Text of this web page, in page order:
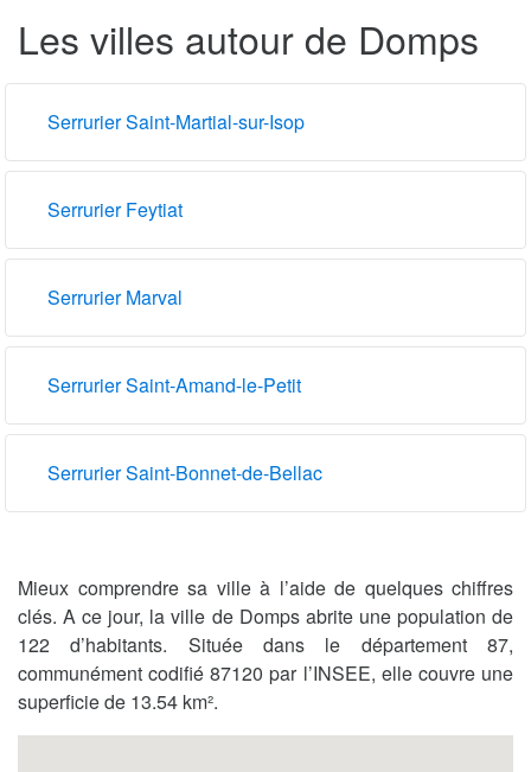
Les villes autour de Domps
Serrurier Saint-Martial-sur-Isop
Serrurier Feytiat
Serrurier Marval
Serrurier Saint-Amand-le-Petit
Serrurier Saint-Bonnet-de-Bellac
Mieux comprendre sa ville à l’aide de quelques chiffres
clés. A ce jour, la ville de Domps abrite une population de
122 d’habitants. Située dans le département 87,
communément codifié 87120 par l’INSEE, elle couvre une
superficie de 13.54 km².